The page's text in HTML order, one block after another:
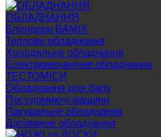
ОБЛАДНАННЯ
Блендери BAMIX
Теплове обладнання
Холодильне обладнання
Електромеханічне обладнання
ТЕСТОМІСИ
Обладнання для бару
Посудомиючі машини
Пакувальне обладнання
Допоміжне обладнання